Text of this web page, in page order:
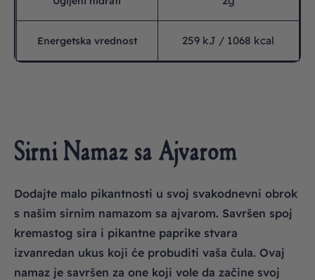
Energetska vrednost 259 kJ / 1068 kcal
Sirni Namaz sa Ajvarom
Dodajte malo pikantnosti u svoj svakodnevni obrok
s našim sirnim namazom sa ajvarom. Savršen spoj
kremastog sira i pikantne paprike stvara
izvanredan ukus koji će probuditi vaša čula. Ovaj
namaz je savršen za one koji vole da začine svoj